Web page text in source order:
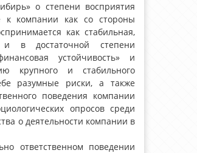
о степени восприятия
к компании как со стороны
как стабильная,
и в достаточной степени
устойчивость» и
крупного и стабильного
разумные риски, а также
поведения компании
опросов среди
о деятельности компании в
ответственном поведении